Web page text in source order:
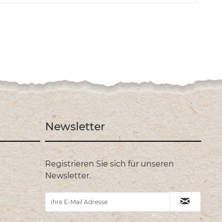
Newsletter
Registrieren Sie sich für unseren
Newsletter.